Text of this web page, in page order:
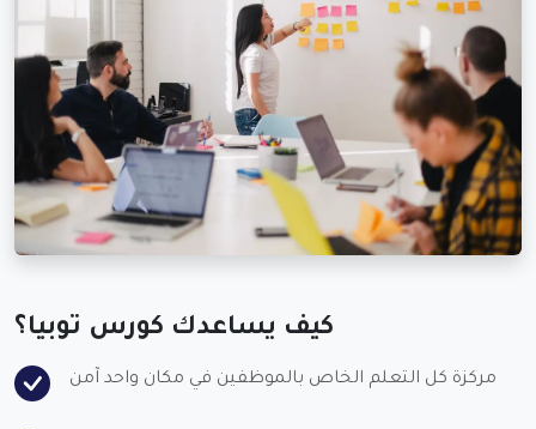
كيف يساعدك كورس توبيا؟
مركزة كل التعلم الخاص بالموظفين في مكان واحد آمن